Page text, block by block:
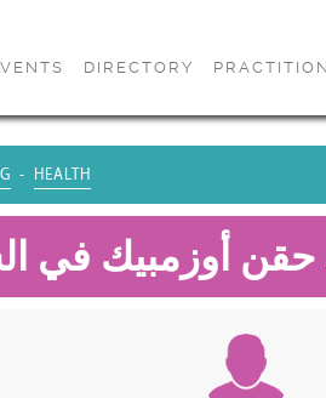
DIRECTORY
HEALTH
أوزمبيك في